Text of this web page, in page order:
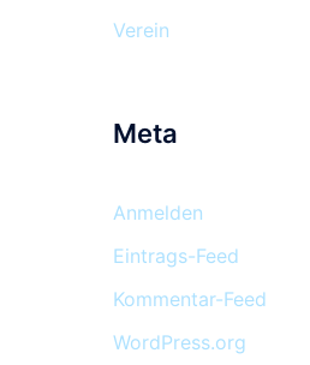
Verein
Meta
Anmelden
Eintrags-Feed
Kommentar-Feed
WordPress.org